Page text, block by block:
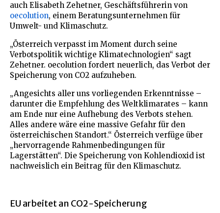
auch Elisabeth Zehetner, Geschäftsführerin von
oecolution, einem Beratungsunternehmen für
Umwelt- und Klimaschutz.
„Österreich verpasst im Moment durch seine
Verbotspolitik wichtige Klimatechnologien“ sagt
Zehetner. oecolution fordert neuerlich, das Verbot der
Speicherung von CO2 aufzuheben.
„Angesichts aller uns vorliegenden Erkenntnisse –
darunter die Empfehlung des Weltklimarates – kann
am Ende nur eine Aufhebung des Verbots stehen.
Alles andere wäre eine massive Gefahr für den
österreichischen Standort.“ Österreich verfüge über
„hervorragende Rahmenbedingungen für
Lagerstätten“. Die Speicherung von Kohlendioxid ist
nachweislich ein Beitrag für den Klimaschutz.
EU arbeitet an CO2-Speicherung